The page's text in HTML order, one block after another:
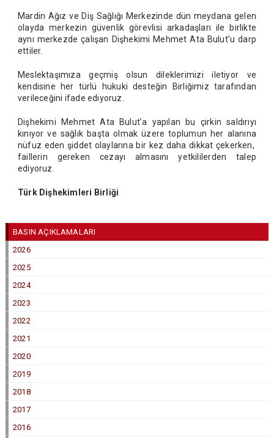
Mardin Ağız ve Diş Sağlığı Merkezinde dün meydana gelen
olayda merkezin güvenlik görevlisi arkadaşları ile birlikte
aynı merkezde çalışan Dişhekimi Mehmet Ata Bulut’u darp
ettiler.
Meslektaşımıza geçmiş olsun dileklerimizi iletiyor ve
kendisine her türlü hukuki desteğin Birliğimiz tarafından
verileceğini ifade ediyoruz.
Dişhekimi Mehmet Ata Bulut’a yapılan bu çirkin saldırıyı
kınıyor ve sağlık başta olmak üzere toplumun her alanına
nüfuz eden şiddet olaylarına bir kez daha dikkat çekerken,
faillerin gereken cezayı almasını yetkililerden talep
ediyoruz.
Türk Dişhekimleri Birliği
BASIN AÇIKLAMALARI
2026
2025
2024
2023
2022
2021
2020
2019
2018
2017
2016